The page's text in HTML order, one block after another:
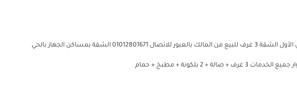
شقة للبيع من المالك بالعبور الحي الأول الشقة 3 غرف للبيع من المالك بالعبور للاتصال 01012801671 الشقة بمساكن الجهاز بالحي
+ 2 بلكونة + مطبخ + حمام